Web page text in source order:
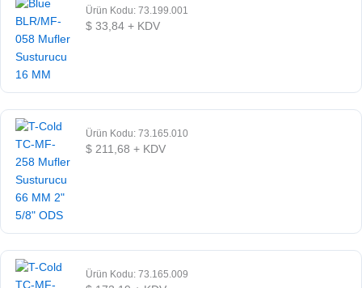
Ürün Kodu: 73.199.001
$ 33,84 + KDV
Ürün Kodu: 73.165.010
$ 211,68 + KDV
Ürün Kodu: 73.165.009